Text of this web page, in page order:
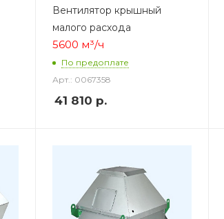
Вентилятор крышный
малого расхода
5600 м³/ч
По предоплате
Арт.: 0067358
41 810 р.